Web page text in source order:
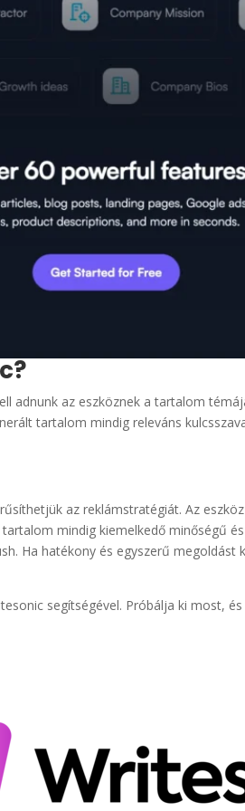
adnunk az eszköznek a tartalom
tartalom mindig releváns
az reklámstratégiát. Az
mindig kiemelkedő minőségű
Ha hatékony és egyszerű
segítségével. Próbálja ki most,